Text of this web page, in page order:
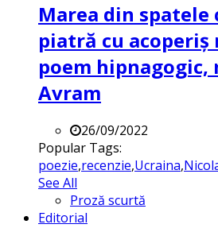
Marea din spatele
piatră cu acoperiș
poem hipnagogic,
Avram
26/09/2022
Popular Tags:
poezie,recenzie,Ucraina,
See All
Proză scurtă
Editorial